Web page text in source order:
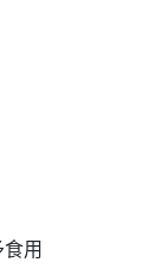
用